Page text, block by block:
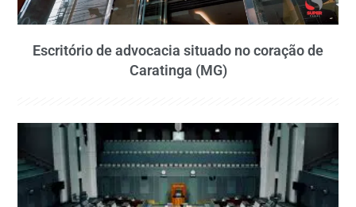
Escritório de advocacia situado no coração de
Caratinga (MG)